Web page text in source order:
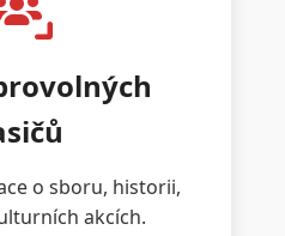
o sboru, historii,
akcích.